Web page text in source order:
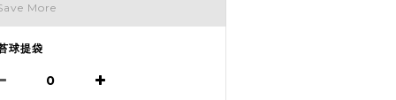
More
球提袋